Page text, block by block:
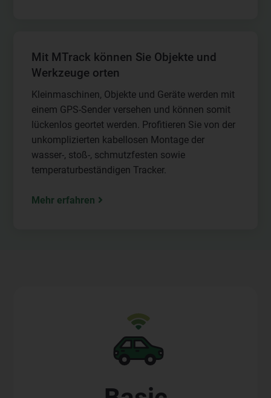
Mit MTrack können Sie Objekte und
Werkzeuge orten
Kleinmaschinen, Objekte und Geräte werden mit
einem GPS-Sender versehen und können somit
lückenlos geortet werden. Profitieren Sie von der
unkomplizierten kabellosen Montage der
wasser-, stoß-, schmutzfesten sowie
temperaturbeständigen Tracker.
Mehr erfahren